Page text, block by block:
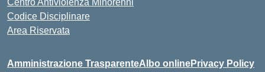
Centro Antiviolenza Minorenni
Codice Disciplinare
Area Riservata
Amministrazione TrasparenteAlbo onlinePrivacy Policy